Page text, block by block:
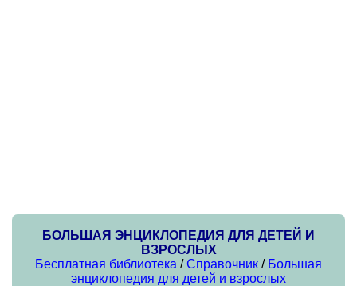
БОЛЬШАЯ ЭНЦИКЛОПЕДИЯ ДЛЯ ДЕТЕЙ И
ВЗРОСЛЫХ
Бесплатная библиотека /Справочник / Большая
энциклопедия для детей и взрослых